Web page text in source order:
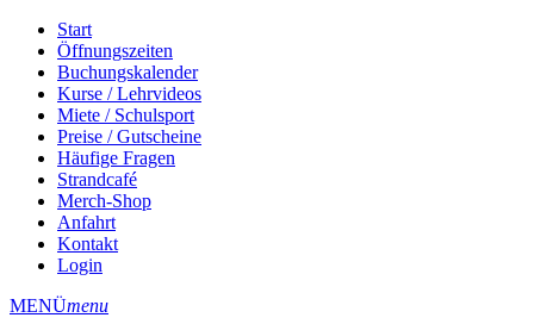
Start
Öffnungszeiten
Buchungskalender
Kurse / Lehrvideos
Miete / Schulsport
Preise / Gutscheine
Häufige Fragen
Strandcafé
Merch-Shop
Anfahrt
Kontakt
Login
MENÜmenu